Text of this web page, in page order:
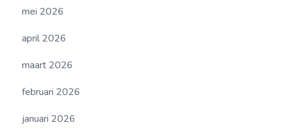
mei 2026
april 2026
maart 2026
februari 2026
januari 2026